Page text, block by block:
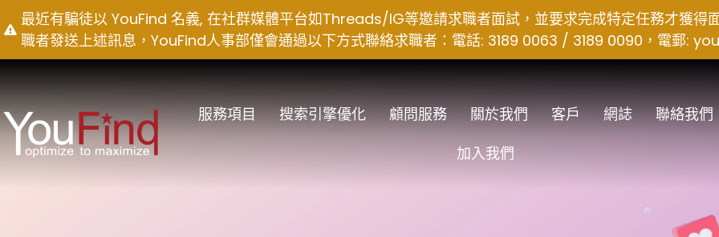
to
最近有騙徒以 YouFind 名義, 在社群媒體平台如Threads/IG等邀請求職者面試，並要求完成特定任務才獲得
職者發送上述訊息，YouFind人事部僅會通過以下方式聯絡求職者：電話: 3189 0063 / 3189 0090，電郵:
服務項目 搜索引擎優化 顧問服務 關於我們 客戶 網誌
聯絡我們
加入我們